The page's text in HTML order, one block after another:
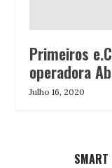
Primeiros
operadora
Julho 16, 2020
SMART